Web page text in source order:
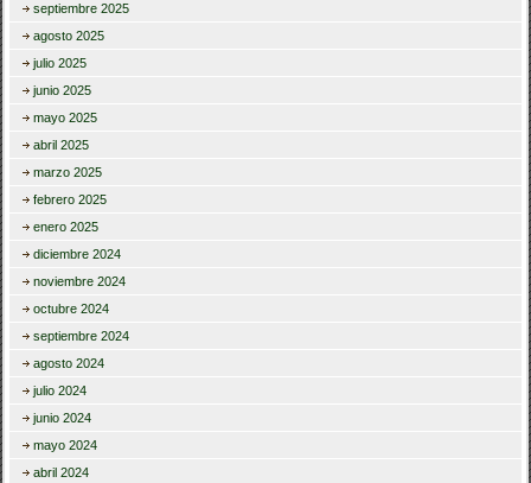
septiembre 2025
agosto 2025
julio 2025
junio 2025
mayo 2025
abril 2025
marzo 2025
febrero 2025
enero 2025
diciembre 2024
noviembre 2024
octubre 2024
septiembre 2024
agosto 2024
julio 2024
junio 2024
mayo 2024
abril 2024